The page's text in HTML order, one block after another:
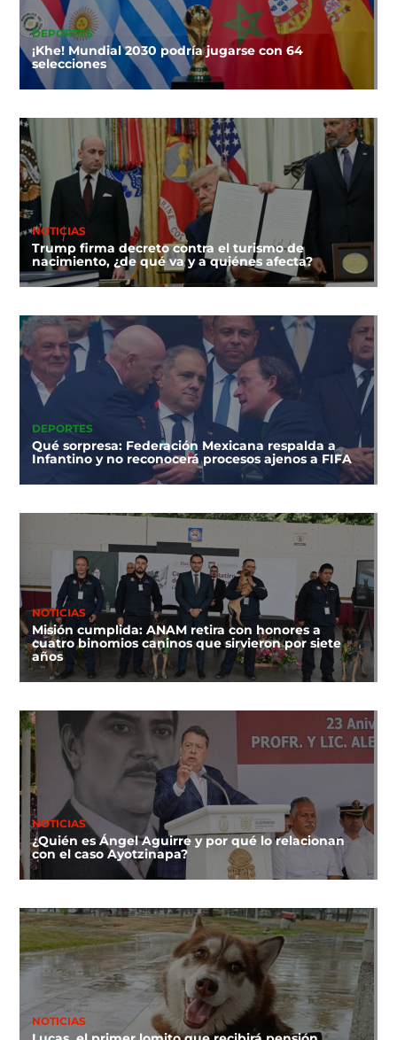
DEPORTES
¡Khe! Mundial 2030 podría jugarse con 64
selecciones
NOTICIAS
Trump firma decreto contra el turismo de
nacimiento, ¿de qué va y a quiénes afecta?
DEPORTES
Qué sorpresa: Federación Mexicana respalda a
Infantino y no reconocerá procesos ajenos a FIFA
NOTICIAS
Misión cumplida: ANAM retira con honores a
cuatro binomios caninos que sirvieron por siete
años
NOTICIAS
¿Quién es Ángel Aguirre y por qué lo relacionan
con el caso Ayotzinapa?
NOTICIAS